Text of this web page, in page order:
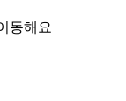
동해요